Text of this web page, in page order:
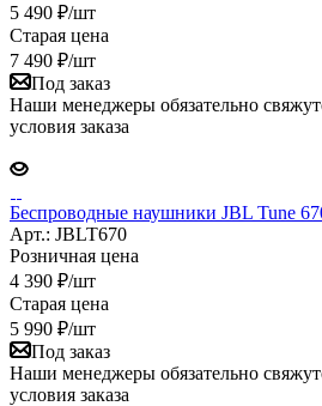
5 490 ₽/шт
Старая цена
7 490 ₽/шт
Под заказ
Наши менеджеры обязательно
условия заказа
Беспроводные наушники JBL Tune
Арт.: JBLT670
Розничная цена
4 390 ₽/шт
Старая цена
5 990 ₽/шт
Под заказ
Наши менеджеры обязательно
условия заказа